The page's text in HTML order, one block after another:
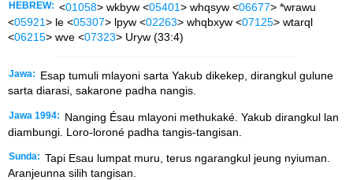
HEBREW: <01058> wkbyw <05401> whqsyw <06677> *wrawu
<05921> le <05307> lpyw <02263> whqbxyw <07125> wtarql
<06215> wve <07323> Uryw (33:4)
Jawa:
Esap tumuli mlayoni sarta Yakub dikekep, dirangkul gulune
sarta diarasi, sakarone padha nangis.
Jawa 1994:
Nanging Ésau mlayoni methukaké. Yakub dirangkul lan
diambungi. Loro-loroné padha tangis-tangisan.
Sunda: Tapi Esau lumpat muru, terus ngarangkul jeung nyiuman.
Aranjeunna silih tangisan.